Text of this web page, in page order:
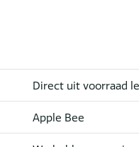
Direct uit voorraad
Apple Bee